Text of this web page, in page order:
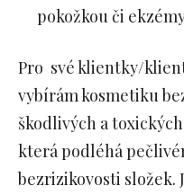
pokožkou či
Pro své klientky/
vybírám kosmetiku
škodlivých a
která podléhá
bezrizikovosti složek.